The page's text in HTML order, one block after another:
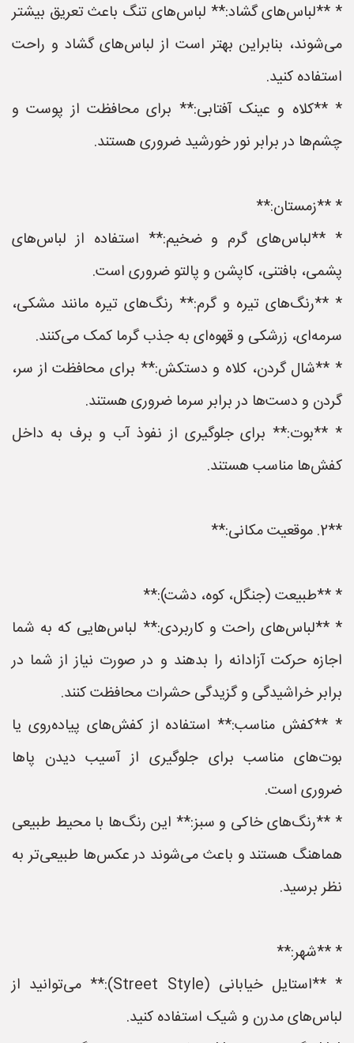
* **لباس‌های گشاد:** لباس‌های تنگ باعث تعریق بیشتر
می‌شوند، بنابراین بهتر است از لباس‌های گشاد و راحت
استفاده کنید.
* **کلاه و عینک آفتابی:** برای محافظت از پوست و
چشم‌ها در برابر نور خورشید ضروری هستند.
* **زمستان:**
* **لباس‌های گرم و ضخیم:** استفاده از لباس‌های
پشمی، بافتنی، کاپشن و پالتو ضروری است.
* **رنگ‌های تیره و گرم:** رنگ‌های تیره مانند مشکی،
سرمه‌ای، زرشکی و قهوه‌ای به جذب گرما کمک می‌کنند.
* **شال گردن، کلاه و دستکش:** برای محافظت از سر،
گردن و دست‌ها در برابر سرما ضروری هستند.
* **بوت:** برای جلوگیری از نفوذ آب و برف به داخل
کفش‌ها مناسب هستند.
**2. موقعیت مکانی:**
* **طبیعت (جنگل، کوه، دشت):**
* **لباس‌های راحت و کاربردی:** لباس‌هایی که به شما
اجازه حرکت آزادانه را بدهند و در صورت نیاز از شما در
برابر خراشیدگی و گزیدگی حشرات محافظت کنند.
* **کفش مناسب:** استفاده از کفش‌های پیاده‌روی یا
بوت‌های مناسب برای جلوگیری از آسیب دیدن پاها
ضروری است.
* **رنگ‌های خاکی و سبز:** این رنگ‌ها با محیط طبیعی
هماهنگ هستند و باعث می‌شوند در عکس‌ها طبیعی‌تر به
نظر برسید.
* **شهر:**
* **استایل خیابانی (Street Style):** می‌توانید از
لباس‌های مدرن و شیک استفاده کنید.